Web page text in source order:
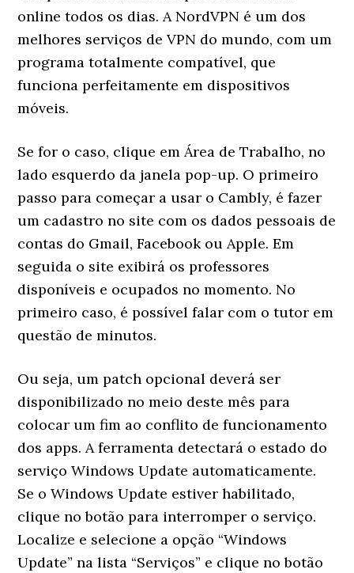
online todos os dias. A NordVPN é um dos
melhores serviços de VPN do mundo, com um
programa totalmente compatível, que
funciona perfeitamente em dispositivos
móveis.
Se for o caso, clique em Área de Trabalho, no
lado esquerdo da janela pop-up. O primeiro
passo para começar a usar o Cambly, é fazer
um cadastro no site com os dados pessoais de
contas do Gmail, Facebook ou Apple. Em
seguida o site exibirá os professores
disponíveis e ocupados no momento. No
primeiro caso, é possível falar com o tutor em
questão de minutos.
Ou seja, um patch opcional deverá ser
disponibilizado no meio deste mês para
colocar um fim ao conflito de funcionamento
dos apps. A ferramenta detectará o estado do
serviço Windows Update automaticamente.
Se o Windows Update estiver habilitado,
clique no botão para interromper o serviço.
Localize e selecione a opção “Windows
Update” na lista “Serviços” e clique no botão